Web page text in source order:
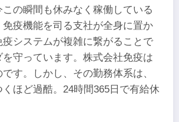
の瞬間も休みなく稼働している
疫機能を司る支社が全身に置か
システムが複雑に繋がることで
守っています。株式会社免疫は
す。しかし、その勤務体系は、
ほど過酷。24時間365日で有給休